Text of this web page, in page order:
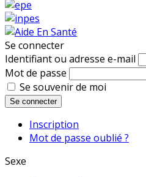
Se connecter
Identifiant ou adresse e-mail
Mot de passe
Se souvenir de moi
Se connecter
Inscription
Mot de passe oublié ?
Sexe